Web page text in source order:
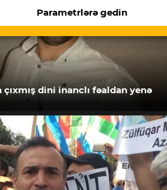
Parametrlərə gedin
çıxmış dini inanclı fəaldan yenə